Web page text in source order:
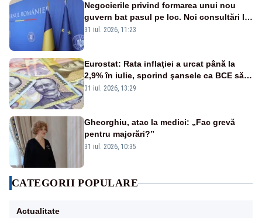
Negocierile privind formarea unui nou
guvern bat pasul pe loc. Noi consultări la
Cotroceni, așteptate după mijlocul lunii
31 iul. 2026, 11:23
Eurostat: Rata inflaţiei a urcat până la
2,9% în iulie, sporind şansele ca BCE să
majoreze dobânda
31 iul. 2026, 13:29
Gheorghiu, atac la medici: „Fac grevă
pentru majorări?”
31 iul. 2026, 10:35
CATEGORII POPULARE
Actualitate